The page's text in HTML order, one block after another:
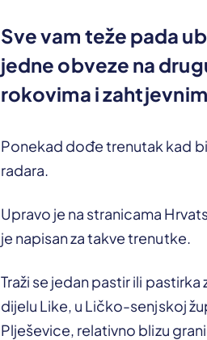
Sve vam teže pada
jedne obveze na
rokovima i
Ponekad dođe trenutak kad
radara.
Upravo je na stranicama
je napisan za takve trenutke.
Traži se jedan pastir ili
dijelu Like, u Ličko-senjskoj
Plješevice, relativno blizu